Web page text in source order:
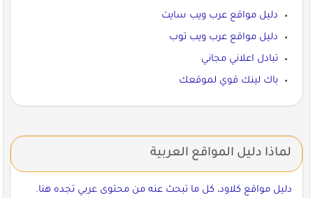
دليل مواقع عرب ويب سايت
دليل مواقع عرب ويب توب
تبادل اعلاني مجاني
باك لينك قوي لموقعك
لماذا دليل المواقع العربية
دليل مواقع كلاود، كل ما تبحث عنه من محتوى عربي تجده هنا.